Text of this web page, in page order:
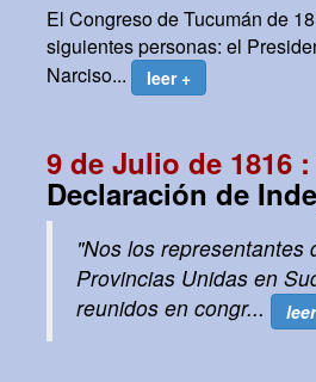
El Congreso de Tucumán de
siguientes personas: el
Narciso...
leer +
9 de Julio de 1816 :
Declaración de
"Nos los representantes
Provincias Unidas en
reunidos en congr...